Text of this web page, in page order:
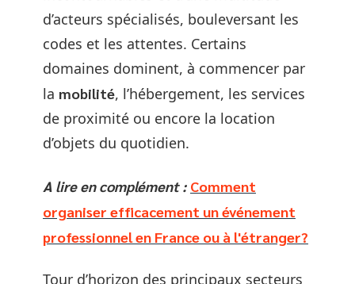
d’acteurs spécialisés, bouleversant les
codes et les attentes. Certains
domaines dominent, à commencer par
la mobilité, l’hébergement, les services
de proximité ou encore la location
d’objets du quotidien.
A lire en complément : Comment
organiser efficacement un événement
professionnel en France ou à l'étranger?
Tour d’horizon des principaux secteurs